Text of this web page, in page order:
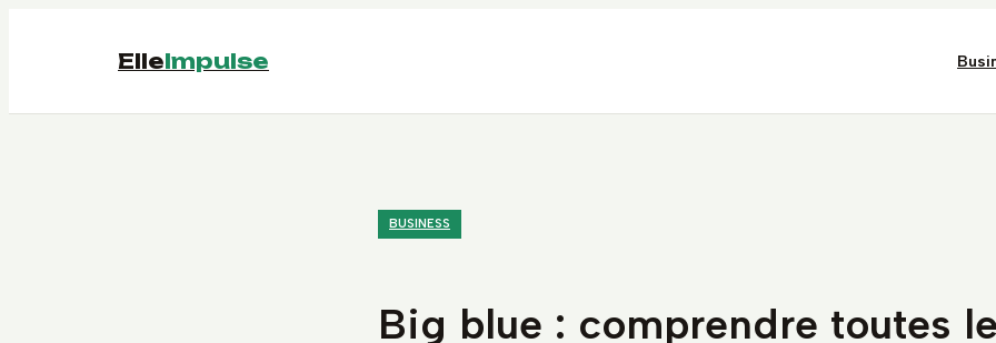
ElleImpulse
BUSINESS
Big blue : comprendre toutes